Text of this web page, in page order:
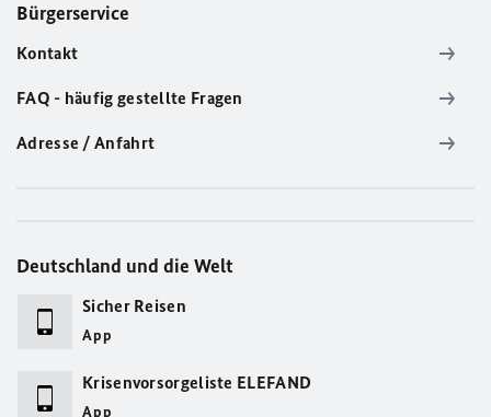
Bürgerservice
Kontakt
FAQ - häufig gestellte Fragen
Adresse / Anfahrt
Deutschland und die Welt
Sicher Reisen
App
Krisenvorsorgeliste ELEFAND
App